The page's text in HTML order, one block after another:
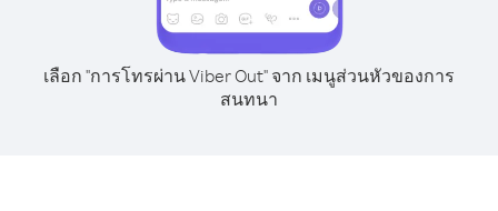
เลือก "การโทรผ่าน Viber Out" จาก เมนูส่วนหัวของการ
สนทนา